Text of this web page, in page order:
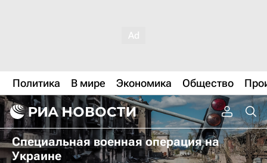
Политика В мире Экономика Общество
Специальная военная операция на
Украине